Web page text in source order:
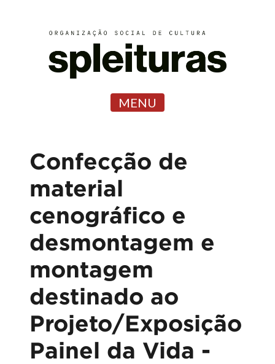
MENU
Confecção de
material
cenográfico e
desmontagem e
montagem
destinado ao
Projeto/Exposição
Painel da Vida -